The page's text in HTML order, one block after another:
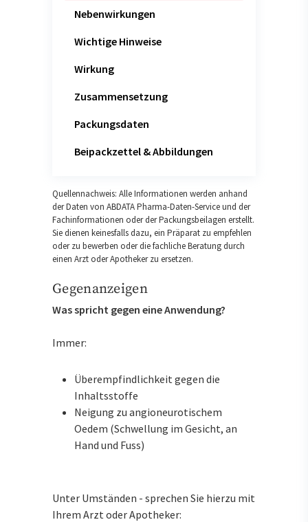
Nebenwirkungen
Wichtige Hinweise
Wirkung
Zusammensetzung
Packungsdaten
Beipackzettel & Abbildungen
Quellennachweis: Alle Informationen werden anhand
der Daten von ABDATA Pharma-Daten-Service und der
Fachinformationen oder der Packungsbeilagen erstellt.
Sie dienen keinesfalls dazu, ein Präparat zu empfehlen
oder zu bewerben oder die fachliche Beratung durch
einen Arzt oder Apotheker zu ersetzen.
Gegenanzeigen
Was spricht gegen eine Anwendung?
Immer:
Überempfindlichkeit gegen die
Inhaltsstoffe
Neigung zu angioneurotischem
Oedem (Schwellung im Gesicht, an
Hand und Fuss)
Unter Umständen - sprechen Sie hierzu mit
Ihrem Arzt oder Apotheker: